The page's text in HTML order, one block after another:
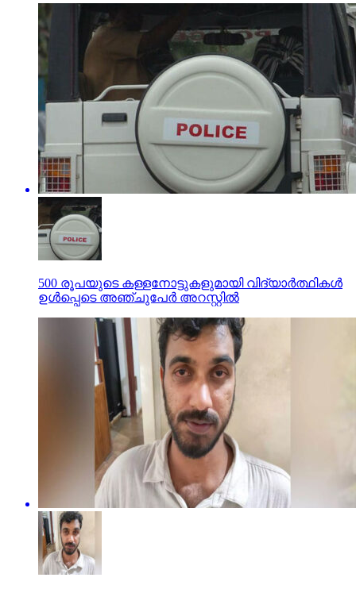
500 രൂപയുടെ കള്ളനോട്ടുകളുമായി വിദ്യാര്‍ത്ഥികള്‍
ഉള്‍പ്പെടെ അഞ്ചുപേര്‍ അറസ്റ്റില്‍